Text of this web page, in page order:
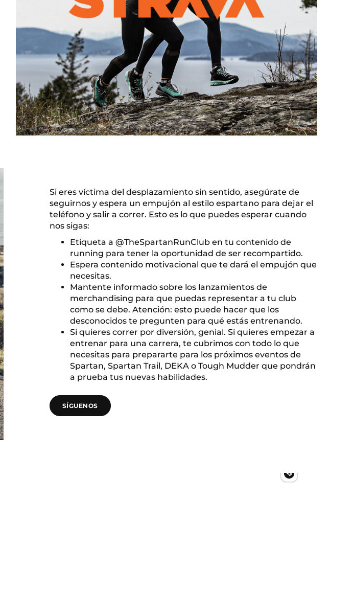
Si eres víctima del desplazamiento sin sentido, asegúrate de
seguirnos y espera un empujón al estilo espartano para dejar el
teléfono y salir a correr. Esto es lo que puedes esperar cuando
nos sigas:
Etiqueta a @TheSpartanRunClub en tu contenido de
running para tener la oportunidad de ser recompartido.
Espera contenido motivacional que te dará el empujón que
necesitas.
Mantente informado sobre los lanzamientos de
merchandising para que puedas representar a tu club
como se debe. Atención: esto puede hacer que los
desconocidos te pregunten para qué estás entrenando.
Si quieres correr por diversión, genial. Si quieres empezar a
entrenar para una carrera, te cubrimos con todo lo que
necesitas para prepararte para los próximos eventos de
Spartan, Spartan Trail, DEKA o Tough Mudder que pondrán
a prueba tus nuevas habilidades.
SÍGUENOS